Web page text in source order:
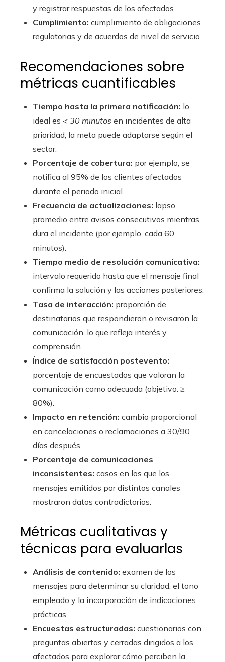
y registrar respuestas de los afectados.
Cumplimiento: cumplimiento de obligaciones
regulatorias y de acuerdos de nivel de servicio.
Recomendaciones sobre
métricas cuantificables
Tiempo hasta la primera notificación: lo
ideal es < 30 minutos en incidentes de alta
prioridad; la meta puede adaptarse según el
sector.
Porcentaje de cobertura: por ejemplo, se
notifica al 95% de los clientes afectados
durante el periodo inicial.
Frecuencia de actualizaciones: lapso
promedio entre avisos consecutivos mientras
dura el incidente (por ejemplo, cada 60
minutos).
Tiempo medio de resolución comunicativa:
intervalo requerido hasta que el mensaje final
confirma la solución y las acciones posteriores.
Tasa de interacción: proporción de
destinatarios que respondieron o revisaron la
comunicación, lo que refleja interés y
comprensión.
Índice de satisfacción postevento:
porcentaje de encuestados que valoran la
comunicación como adecuada (objetivo: ≥
80%).
Impacto en retención: cambio proporcional
en cancelaciones o reclamaciones a 30/90
días después.
Porcentaje de comunicaciones
inconsistentes: casos en los que los
mensajes emitidos por distintos canales
mostraron datos contradictorios.
Métricas cualitativas y
técnicas para evaluarlas
Análisis de contenido: examen de los
mensajes para determinar su claridad, el tono
empleado y la incorporación de indicaciones
prácticas.
Encuestas estructuradas: cuestionarios con
preguntas abiertas y cerradas dirigidos a los
afectados para explorar cómo perciben la